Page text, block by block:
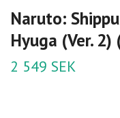
Naruto:
Hyuga (Ver. 2)
2 549 SEK